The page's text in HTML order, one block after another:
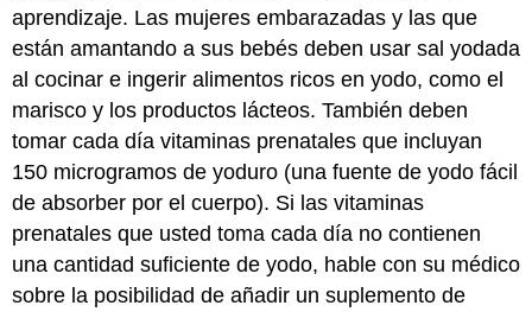
aprendizaje. Las mujeres embarazadas y las que
están amantando a sus bebés deben usar sal yodada
al cocinar e ingerir alimentos ricos en yodo, como el
marisco y los productos lácteos. También deben
tomar cada día vitaminas prenatales que incluyan
150 microgramos de yoduro (una fuente de yodo fácil
de absorber por el cuerpo). Si las vitaminas
prenatales que usted toma cada día no contienen
una cantidad suficiente de yodo, hable con su médico
sobre la posibilidad de añadir un suplemento de